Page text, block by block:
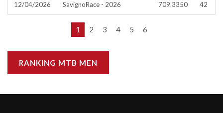
12/04/2026 SavignoRace - 2026 709.3350 42
1 2 3 4 5 6
RANKING MTB MEN